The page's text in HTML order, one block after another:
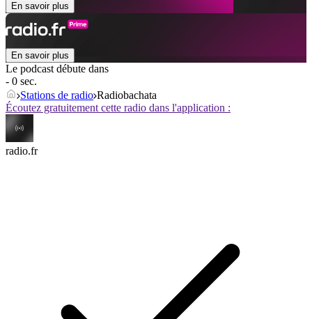
En savoir plus
En savoir plus
Le podcast débute dans
- 0 sec.
Stations de radio Radiobachata
Écoutez gratuitement cette radio dans l'application :
radio.fr